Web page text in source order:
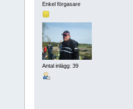
Enkel förgasare
Antal inlägg: 39